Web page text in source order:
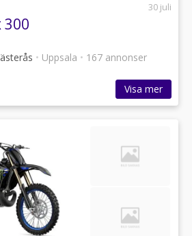
30 juli
300
• Uppsala • 167 annonser
Visa mer